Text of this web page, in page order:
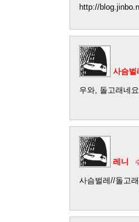
http://
사슴벌
우와, 돌고래네
레니
사슴벌레//돌고